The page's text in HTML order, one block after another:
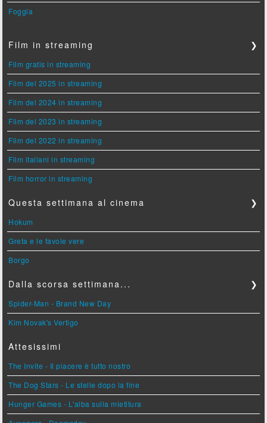
Foggia
Film in streaming ❯
Film gratis in streaming
Film del 2025 in streaming
Film del 2024 in streaming
Film del 2023 in streaming
Film del 2022 in streaming
Film italiani in streaming
Film horror in streaming
Questa settimana al cinema ❯
Hokum
Greta e le favole vere
Borgo
Dalla scorsa settimana... ❯
Spider-Man - Brand New Day
Kim Novak's Vertigo
Attesissimi
The Invite - Il piacere è tutto nostro
The Dog Stars - Le stelle dopo la fine
Hunger Games - L'alba sulla mietitura